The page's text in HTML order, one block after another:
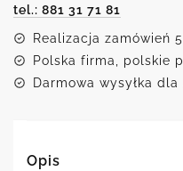
tel.: 881 31 71 81
Realizacja zamówień
Polska firma, polskie
Darmowa wysyłka
Opis